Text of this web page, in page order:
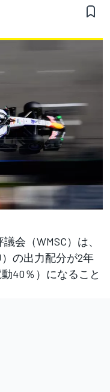
会（WMSC）は、
の出力配分が2年
40％）になること